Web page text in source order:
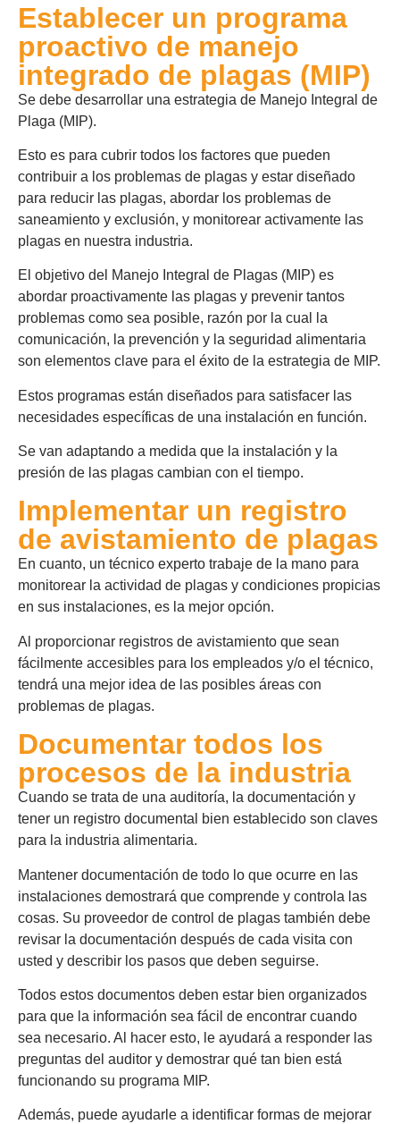
Establecer un programa
proactivo de manejo
integrado de plagas (MIP)
Se debe desarrollar una estrategia de Manejo Integral de
Plaga (MIP).
Esto es para cubrir todos los factores que pueden
contribuir a los problemas de plagas y estar diseñado
para reducir las plagas, abordar los problemas de
saneamiento y exclusión, y monitorear activamente las
plagas en nuestra industria.
El objetivo del Manejo Integral de Plagas (MIP) es
abordar proactivamente las plagas y prevenir tantos
problemas como sea posible, razón por la cual la
comunicación, la prevención y la seguridad alimentaria
son elementos clave para el éxito de la estrategia de MIP.
Estos programas están diseñados para satisfacer las
necesidades específicas de una instalación en función.
Se van adaptando a medida que la instalación y la
presión de las plagas cambian con el tiempo.
Implementar un registro
de avistamiento de plagas
En cuanto, un técnico experto trabaje de la mano para
monitorear la actividad de plagas y condiciones propicias
en sus instalaciones, es la mejor opción.
Al proporcionar registros de avistamiento que sean
fácilmente accesibles para los empleados y/o el técnico,
tendrá una mejor idea de las posibles áreas con
problemas de plagas.
Documentar todos los
procesos de la industria
Cuando se trata de una auditoría, la documentación y
tener un registro documental bien establecido son claves
para la industria alimentaria.
Mantener documentación de todo lo que ocurre en las
instalaciones demostrará que comprende y controla las
cosas. Su proveedor de control de plagas también debe
revisar la documentación después de cada visita con
usted y describir los pasos que deben seguirse.
Todos estos documentos deben estar bien organizados
para que la información sea fácil de encontrar cuando
sea necesario. Al hacer esto, le ayudará a responder las
preguntas del auditor y demostrar qué tan bien está
funcionando su programa MIP.
Además, puede ayudarle a identificar formas de mejorar